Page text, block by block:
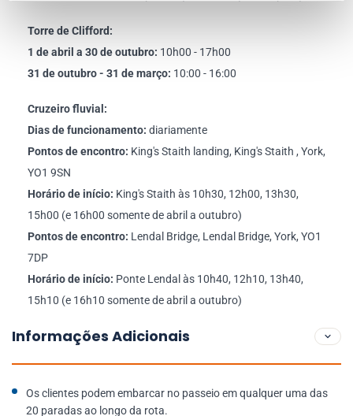
Torre de Clifford:
1 de abril a 30 de outubro: 10h00 - 17h00
31 de outubro - 31 de março: 10:00 - 16:00
Cruzeiro fluvial:
Dias de funcionamento: diariamente
Pontos de encontro: King's Staith landing, King's Staith , York,
YO1 9SN
Horário de início: King's Staith às 10h30, 12h00, 13h30,
15h00 (e 16h00 somente de abril a outubro)
Pontos de encontro: Lendal Bridge, Lendal Bridge, York, YO1
7DP
Horário de início: Ponte Lendal às 10h40, 12h10, 13h40,
15h10 (e 16h10 somente de abril a outubro)
Informações Adicionais
Os clientes podem embarcar no passeio em qualquer uma das
20 paradas ao longo da rota.